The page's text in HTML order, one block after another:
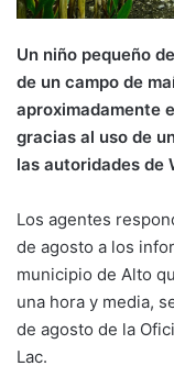
Un niño pequeño
de un campo de
aproximadamente
gracias al uso de
las autoridades de
Los agentes
de agosto a los
municipio de Alto
una hora y media,
de agosto de la
Lac.